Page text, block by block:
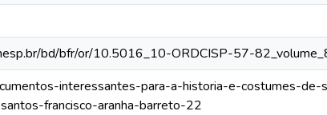
bd/bfr/or/10.5016_10-ORDCISP-57-
interessantes-para-a-historia-e-costumes-
francisco-aranha-barreto-22